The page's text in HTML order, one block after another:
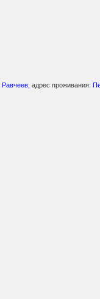
Равчеев, адрес проживания: